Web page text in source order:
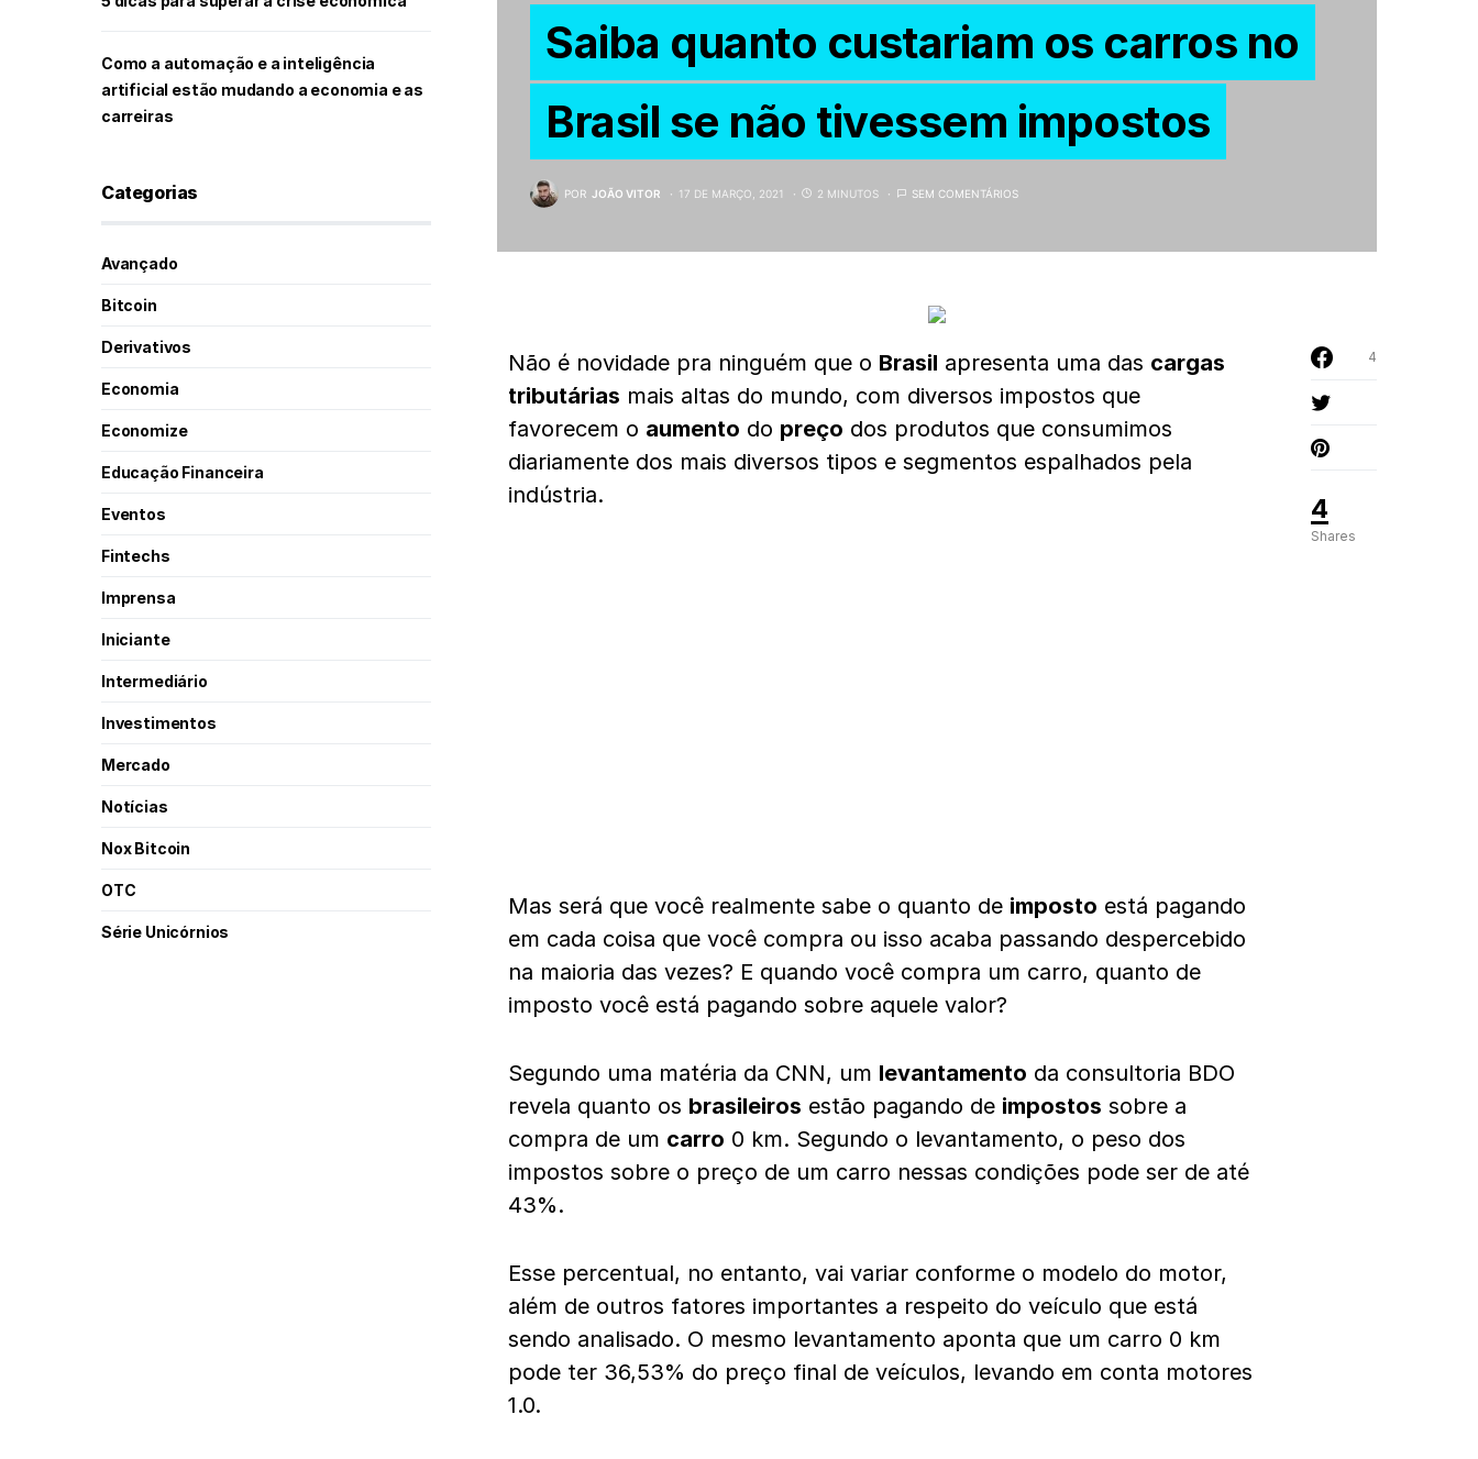
Saiba quanto custariam os carros no
Brasil se não tivessem impostos
POR JOÃO VITOR 17 DE MARÇO, 2021 2 MINUTOS SEM COMENTÁRIOS
4
Shares
4
Não é novidade pra ninguém que o Brasil apresenta uma das cargas
tributárias mais altas do mundo, com diversos impostos que
favorecem o aumento do preço dos produtos que consumimos
diariamente dos mais diversos tipos e segmentos espalhados pela
indústria.
Mas será que você realmente sabe o quanto de imposto está pagando
em cada coisa que você compra ou isso acaba passando despercebido
na maioria das vezes? E quando você compra um carro, quanto de
imposto você está pagando sobre aquele valor?
Segundo uma matéria da CNN, um levantamento da consultoria BDO
revela quanto os brasileiros estão pagando de impostos sobre a
compra de um carro 0 km. Segundo o levantamento, o peso dos
impostos sobre o preço de um carro nessas condições pode ser de até
43%.
Esse percentual, no entanto, vai variar conforme o modelo do motor,
além de outros fatores importantes a respeito do veículo que está
sendo analisado. O mesmo levantamento aponta que um carro 0 km
pode ter 36,53% do preço final de veículos, levando em conta motores
1.0.
Como a automação e a inteligência
artificial estão mudando a economia e as
carreiras
Categorias
Avançado
Bitcoin
Derivativos
Economia
Economize
Educação Financeira
Eventos
Fintechs
Imprensa
Iniciante
Intermediário
Investimentos
Mercado
Notícias
Nox Bitcoin
OTC
Série Unicórnios